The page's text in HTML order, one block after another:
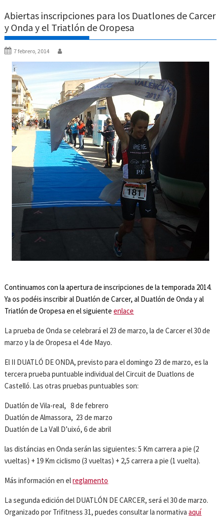
Abiertas inscripciones para los Duatlones de Carcer
y Onda y el Triatlón de Oropesa
7 febrero, 2014
Continuamos con la apertura de inscripciones de la temporada 2014.
Ya os podéis inscribir al Duatlón de Carcer, al Duatlón de Onda y al
Triatlón de Oropesa en el siguienteenlace
La prueba de Onda se celebrará el 23 de marzo, la de Carcer el 30 de
marzo y la de Oropesa el 4 de Mayo.
El II DUATLÓ DE ONDA, previsto para el domingo 23 de marzo, es la
tercera prueba puntuable individual del Circuit de Duatlons de
Castelló. Las otras pruebas puntuables son:
Duatlón de Vila-real, 8 de febrero
Duatlón de Almassora, 23 de marzo
Duatlón de La Vall D’uixó, 6 de abril
las distáncias en Onda serán las siguientes: 5 Km carrera a pie (2
vueltas) + 19 Km ciclismo (3 vueltas) + 2,5 carrera a pie (1 vuelta).
Más información en elreglamento
La segunda edición del DUATLÓN DE CARCER, será el 30 de marzo.
Organizado por Trifitness 31, puedes consultar la normativaaquí